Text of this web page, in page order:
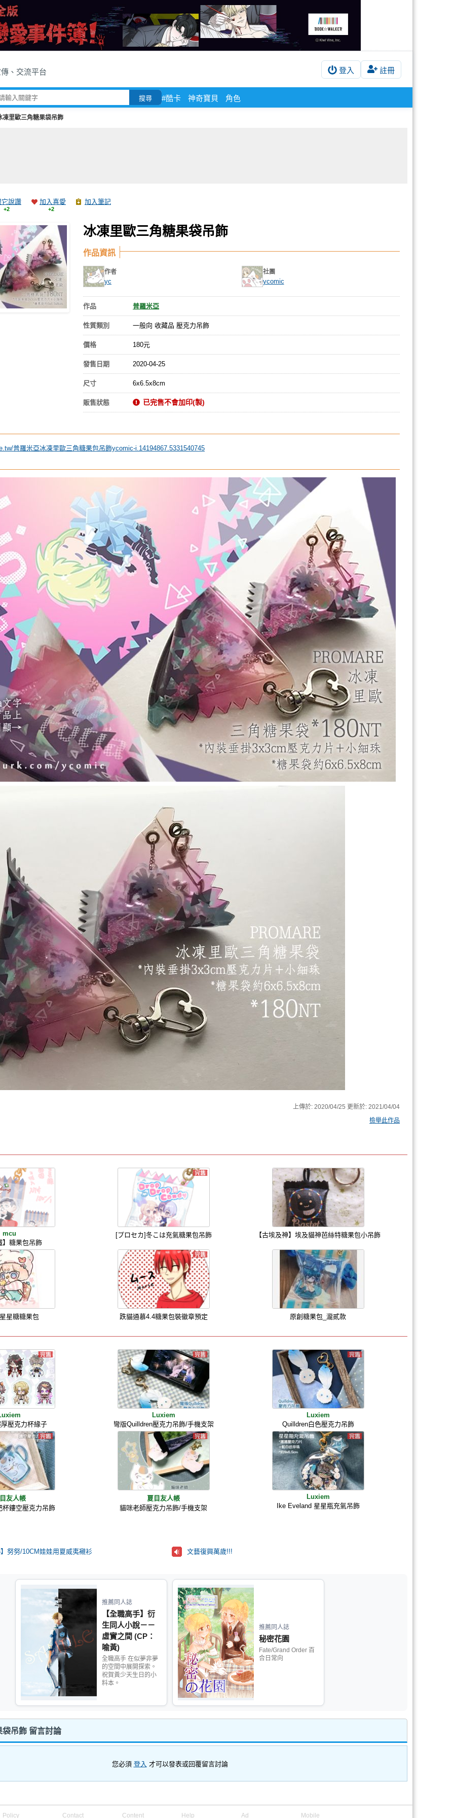
、交流平台 登入 註冊
搜尋 #酷卡 神奇寶貝 角色
凍里歐三角糖果袋吊飾
它說讚
+2
加入喜愛
+2
加入筆記
冰凍里歐三角糖果袋吊飾
作品資訊
作者
yc
社團
ycomic
作品 普羅米亞
性質類別 一般向 收藏品 壓克力吊飾
價格 180元
發售日期 2020-04-25
尺寸 6x6.5x8cm
販售狀態 已完售不會加印(製)
普羅米亞冰凍里歐三角糖果包吊飾ycomic-i.14194867.5331540745
上傳於: 2020/04/25 更新於: 2021/04/04
檢舉此作品
mcu
】糖果包吊飾
[プロセカ]冬こは充氣糖果包吊飾 【古埃及神】埃及貓神芭絲特糖果包小吊飾
星糖糖果包 跌貓通慕4.4糖果包裝徽章預定 原創糖果包_瀧貳款
壓克力杯緣子
Luxiem
彎版Quilldren壓克力吊飾/手機支架
Luxiem
Quilldren白色壓克力吊飾
友人帳
杯鏤空壓克力吊飾
夏目友人帳
貓咪老師壓克力吊飾/手機支架
Luxiem
Ike Eveland 星星瓶充氣吊飾
努努/10CM娃娃用夏威夷襯衫 文藝復興萬歲!!!
推薦同人誌
【全職高手】衍
生同人小說－－
虛實之間 (CP：
喻黃)
全職高手 在似夢非夢
的空間中展開探索。
祝賀黃少天生日的小
料本。
推薦同人誌
秘密花園
Fate/Grand Order 百
合日常向
吊飾 留言討論
您必須 登入 才可以發表或回覆留言討論
Policy Contact Content Help Ad Mobile